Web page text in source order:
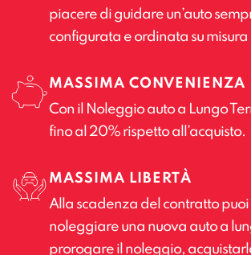
piacere di guidare un’auto
configurata e ordinata su misura
MASSIMA CONVENIENZA
Con il Noleggio auto a Lungo
fino al 20% rispetto all’acquisto.
MASSIMA LIBERTÀ
Alla scadenza del contratto puoi
noleggiare una nuova auto a
prorogare il noleggio,